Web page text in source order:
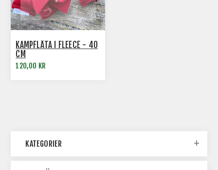
KAMPFLÄTA I FLEECE - 40
CM
120,00 KR
KATEGORIER